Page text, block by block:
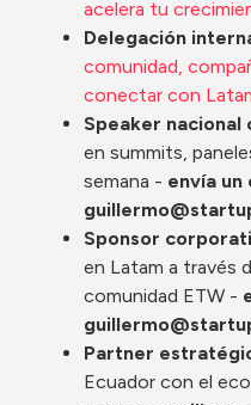
acelera tu
Delegación
comunidad,
conectar con
Speaker nacional
en summits,
semana - envía un
Sponsor
en Latam a través
comunidad ETW -
Partner
Ecuador con el